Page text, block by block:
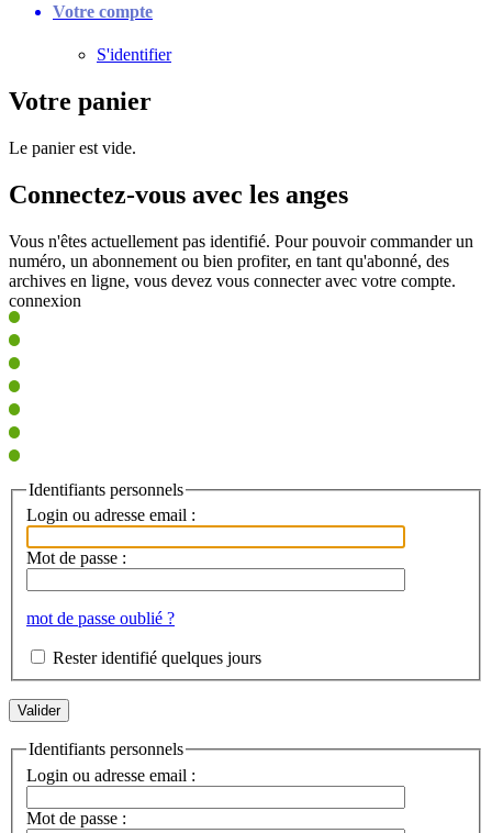
Votre compte
S'identifier
Votre panier
Le panier est vide.
Connectez-vous avec les anges
Vous n'êtes actuellement pas identifié. Pour pouvoir commander un
numéro, un abonnement ou bien profiter, en tant qu'abonné, des
archives en ligne, vous devez vous connecter avec votre compte.
connexion
Identifiants personnels
Login ou adresse email :
Mot de passe :
mot de passe oublié ?
Rester identifié quelques jours
Identifiants personnels
Login ou adresse email :
Mot de passe :